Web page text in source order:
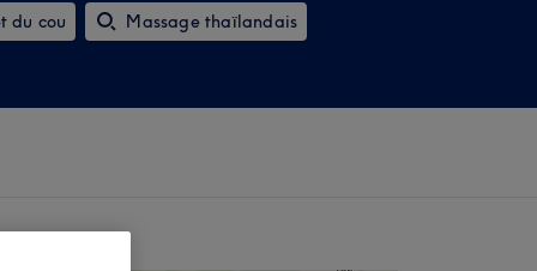
du cou Massage thaïlandais